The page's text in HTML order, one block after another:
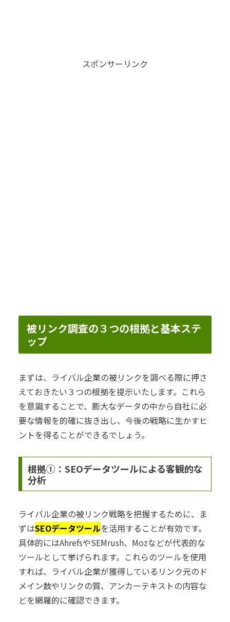
スポンサーリンク
被リンク調査の３つの根拠と基本ステ
ップ
まずは、ライバル企業の被リンクを調べる際に押さ
えておきたい３つの根拠を提示いたします。これら
を意識することで、膨大なデータの中から自社に必
要な情報を的確に抜き出し、今後の戦略に生かすヒ
ントを得ることができるでしょう。
根拠①：SEOデータツールによる客観的な
分析
ライバル企業の被リンク戦略を把握するために、ま
ずはSEOデータツールを活用することが有効です。
具体的にはAhrefsやSEMrush、Mozなどが代表的な
ツールとして挙げられます。これらのツールを使用
すれば、ライバル企業が獲得しているリンク元のド
メイン数やリンクの質、アンカーテキストの内容な
どを網羅的に確認できます。